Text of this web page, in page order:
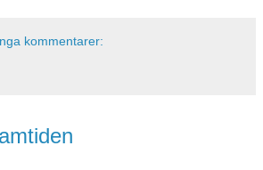
kommentarer: